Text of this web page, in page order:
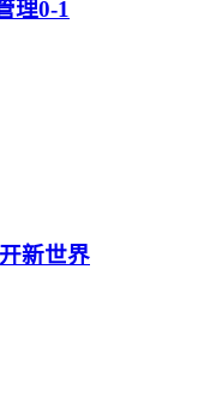
理0-1
新世界